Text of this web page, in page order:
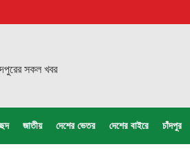
জাতীয় দেশের ভেতর দেশের বাইরে চাঁদপুর